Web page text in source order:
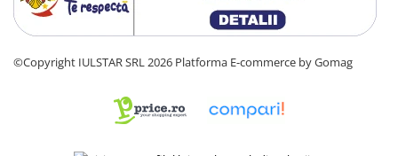
©Copyright IULSTAR SRL 2026 Platforma E-commerce by Gomag